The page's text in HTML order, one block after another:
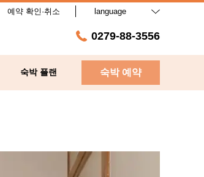
예약 확인·취소 language
0279-88-3556
숙박 플랜 숙박 예약